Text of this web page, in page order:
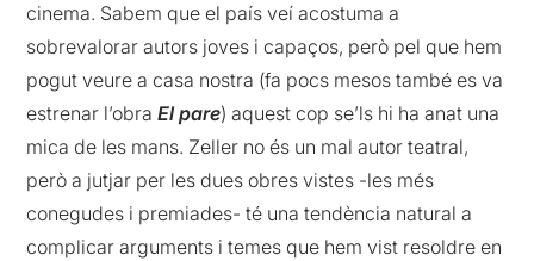
cinema. Sabem que el país veí acostuma a
sobrevalorar autors joves i capaços, però pel que hem
pogut veure a casa nostra (fa pocs mesos també es va
estrenar l’obraEl pare) aquest cop se’ls hi ha anat una
mica de les mans. Zeller no és un mal autor teatral,
però a jutjar per les dues obres vistes -les més
conegudes i premiades- té una tendència natural a
complicar arguments i temes que hem vist resoldre en